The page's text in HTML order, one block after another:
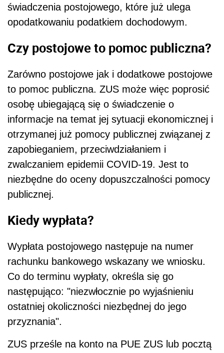
świadczenia postojowego, które już ulega
opodatkowaniu podatkiem dochodowym.
Czy postojowe to pomoc publiczna?
Zarówno postojowe jak i dodatkowe postojowe
to pomoc publiczna. ZUS może więc poprosić
osobę ubiegającą się o świadczenie o
informacje na temat jej sytuacji ekonomicznej i
otrzymanej już pomocy publicznej związanej z
zapobieganiem, przeciwdziałaniem i
zwalczaniem epidemii COVID-19. Jest to
niezbędne do oceny dopuszczalności pomocy
publicznej.
Kiedy wypłata?
Wypłata postojowego następuje na numer
rachunku bankowego wskazany we wniosku.
Co do terminu wypłaty, określa się go
następująco: "niezwłocznie po wyjaśnieniu
ostatniej okoliczności niezbędnej do jego
przyznania".
ZUS prześle na konto na PUE ZUS lub pocztą